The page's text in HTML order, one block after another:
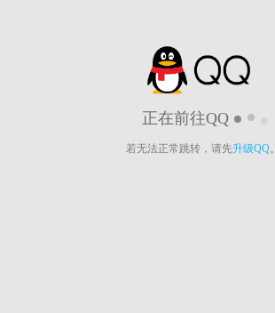
正在前往QQ
若无法正常跳转，请先升级QQ。